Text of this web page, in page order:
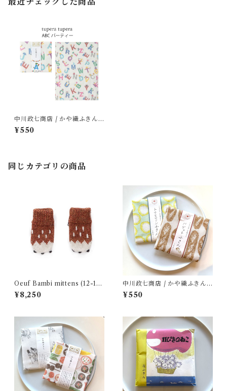
中川政七商店 / かや織ふきん (
tupera tupera ABCパーティ
ー)
¥550
同じカテゴリの商品
Oeuf Bambi mittens (12-18
m)
¥8,250
中川政七商店 / かや織ふきん (
イイダ傘店 その１ )
¥550